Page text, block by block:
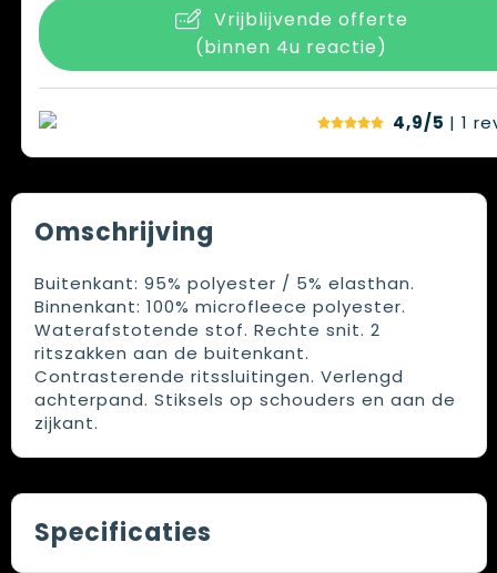
Vrijblijvende offerte
(binnen 4u reactie)
4,9/5 | 1
Omschrijving
Buitenkant: 95% polyester / 5% elasthan.
Binnenkant: 100% microfleece polyester.
Waterafstotende stof. Rechte snit. 2
ritszakken aan de buitenkant.
Contrasterende ritssluitingen. Verlengd
achterpand. Stiksels op schouders en aan de
zijkant.
Specificaties